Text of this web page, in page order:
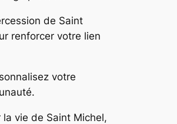
de Saint
renforcer votre lien
votre
vie de Saint Michel,